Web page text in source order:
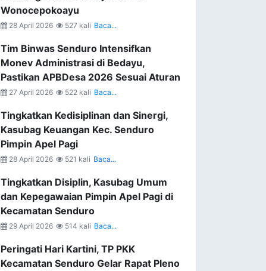
Wonocepokoayu
28 April 2026 527 kali Baca...
Tim Binwas Senduro Intensifkan
Monev Administrasi di Bedayu,
Pastikan APBDesa 2026 Sesuai Aturan
27 April 2026 522 kali Baca...
Tingkatkan Kedisiplinan dan Sinergi,
Kasubag Keuangan Kec. Senduro
Pimpin Apel Pagi
28 April 2026 521 kali Baca...
Tingkatkan Disiplin, Kasubag Umum
dan Kepegawaian Pimpin Apel Pagi di
Kecamatan Senduro
29 April 2026 514 kali Baca...
Peringati Hari Kartini, TP PKK
Kecamatan Senduro Gelar Rapat Pleno